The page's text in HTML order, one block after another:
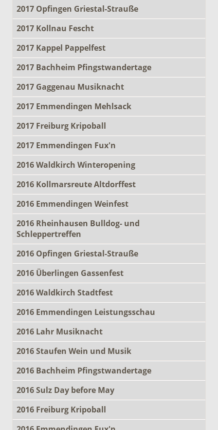
2017 Opfingen Griestal-Strauße
2017 Kollnau Fescht
2017 Kappel Pappelfest
2017 Bachheim Pfingstwandertage
2017 Gaggenau Musiknacht
2017 Emmendingen Mehlsack
2017 Freiburg Kripoball
2017 Emmendingen Fux'n
2016 Waldkirch Winteropening
2016 Kollmarsreute Altdorffest
2016 Emmendingen Weinfest
2016 Rheinhausen Bulldog- und
Schleppertreffen
2016 Opfingen Griestal-Strauße
2016 Überlingen Gassenfest
2016 Waldkirch Stadtfest
2016 Emmendingen Leistungsschau
2016 Lahr Musiknacht
2016 Staufen Wein und Musik
2016 Bachheim Pfingstwandertage
2016 Sulz Day before May
2016 Freiburg Kripoball